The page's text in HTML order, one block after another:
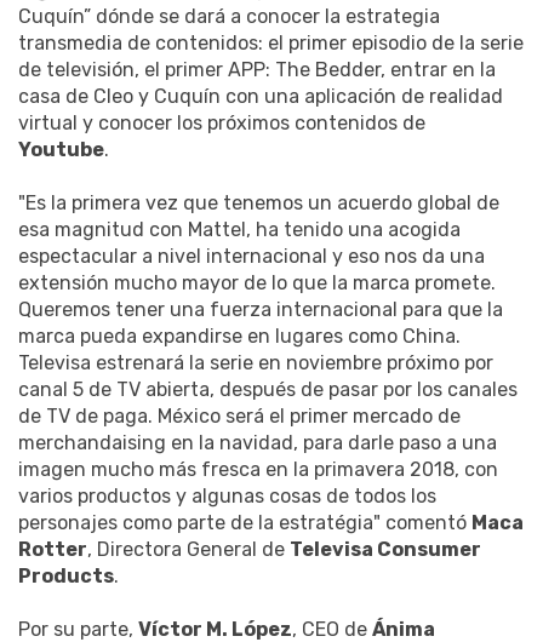
Cuquín” dónde se dará a conocer la estrategia
transmedia de contenidos: el primer episodio de la serie
de televisión, el primer APP: The Bedder, entrar en la
casa de Cleo y Cuquín con una aplicación de realidad
virtual y conocer los próximos contenidos de
Youtube.
"Es la primera vez que tenemos un acuerdo global de
esa magnitud con Mattel, ha tenido una acogida
espectacular a nivel internacional y eso nos da una
extensión mucho mayor de lo que la marca promete.
Queremos tener una fuerza internacional para que la
marca pueda expandirse en lugares como China.
Televisa estrenará la serie en noviembre próximo por
canal 5 de TV abierta, después de pasar por los canales
de TV de paga. México será el primer mercado de
merchandaising en la navidad, para darle paso a una
imagen mucho más fresca en la primavera 2018, con
varios productos y algunas cosas de todos los
personajes como parte de la estratégia" comentó Maca
Rotter, Directora General de Televisa Consumer
Products.
Por su parte, Víctor M. López, CEO de Ánima